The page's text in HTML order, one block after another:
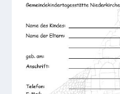
Defibrillatoren
Katastrophenschutz
Notfallnummern